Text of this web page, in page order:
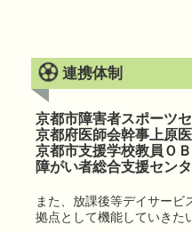
連携体制
京都市障害者スポーツ
京都府医師会幹事上原
京都市支援学校教員ＯＢ
障がい者総合支援セン
また、放課後等デイサービ
拠点として機能していきた